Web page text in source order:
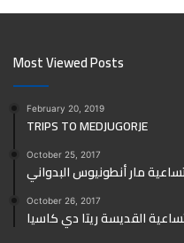
Most Viewed Posts
February 20, 2019
TRIPS TO MEDJUGORJE
October 25, 2017
مار أنطونيوس البدواني
October 26, 2017
القديسة ريتا دي كاسيا